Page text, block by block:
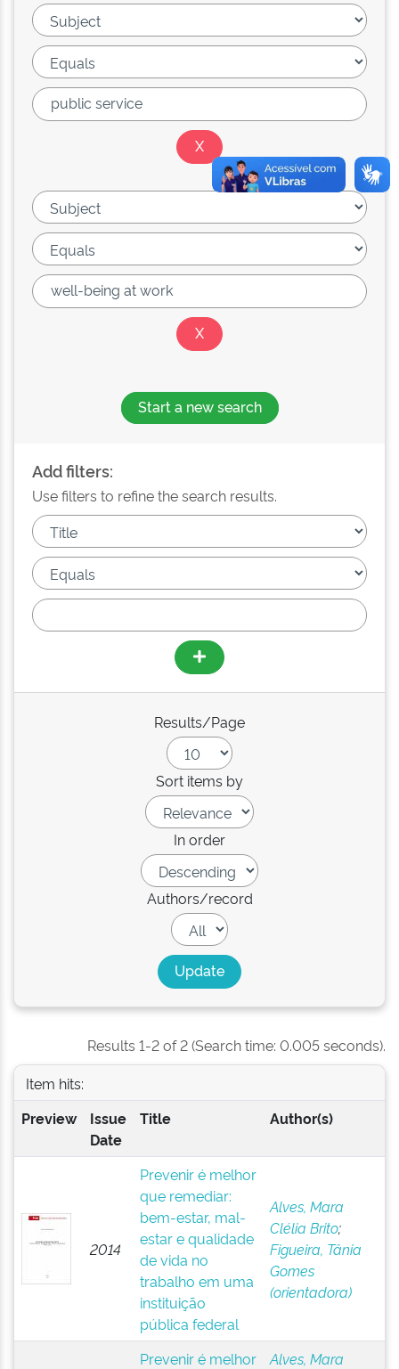
Start a new search
Add filters:
Use filters to refine the search results.
Results/Page
Sort items by
In order
Authors/record
Results 1-2 of 2 (Search time: 0.005 seconds).
Item hits:
Preview
Issue
Date
Title Author(s)
2014
Prevenir é melhor
que remediar:
bem-estar, mal-
estar e qualidade
de vida no
trabalho em uma
instituição
pública federal
Alves, Mara
Clélia Brito;
Figueira, Tânia
Gomes
(orientadora)
Prevenir é melhor
Alves, Mara